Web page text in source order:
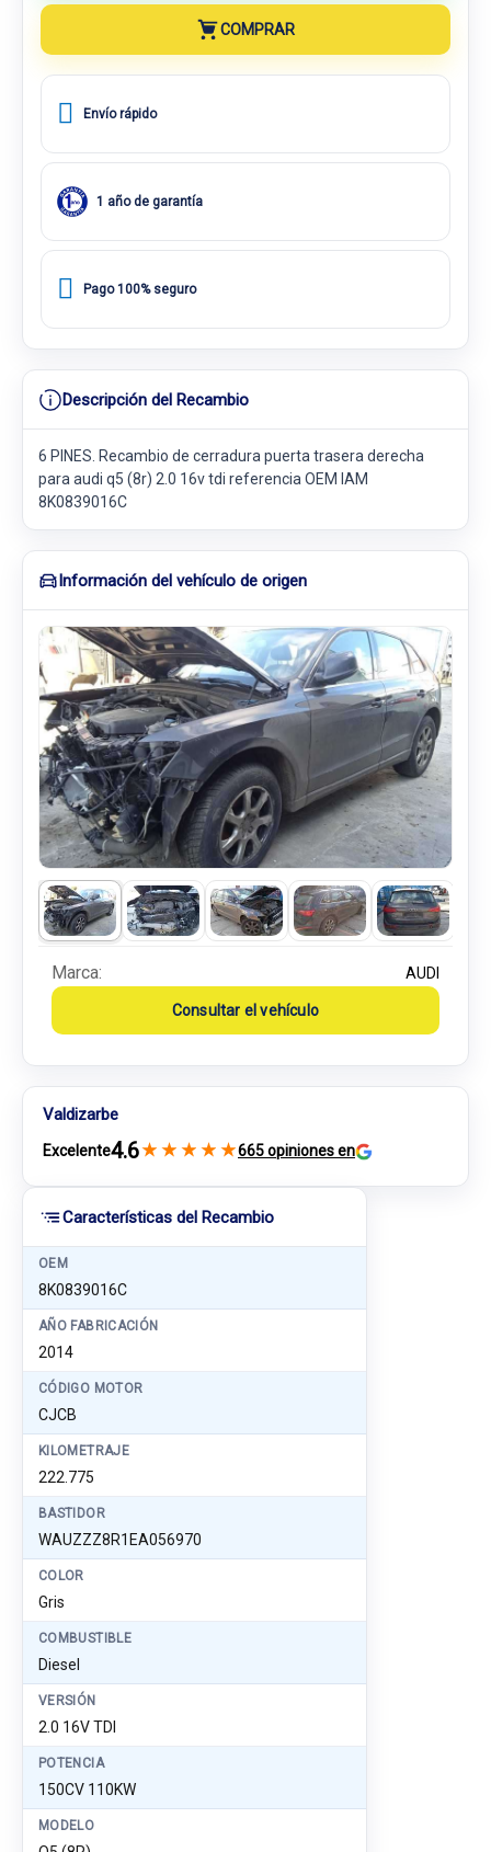
Características del Recambio
OEM
8K0839016C
AÑO FABRICACIÓN
2014
CÓDIGO MOTOR
CJCB
KILOMETRAJE
222.775
BASTIDOR
WAUZZZ8R1EA056970
COLOR
Gris
COMBUSTIBLE
Diesel
VERSIÓN
2.0 16V TDI
POTENCIA
150CV 110KW
MODELO
COMPRAR
Envío rápido
1 año de garantía
Pago 100% seguro
Descripción del Recambio
6 PINES. Recambio de cerradura puerta trasera derecha
para audi q5 (8r) 2.0 16v tdi referencia OEM IAM
8K0839016C
Información del vehículo de origen
Marca: AUDI
Consultar el vehículo
Valdizarbe
Excelente4.6★ ★ ★ ★ ★665 opiniones en